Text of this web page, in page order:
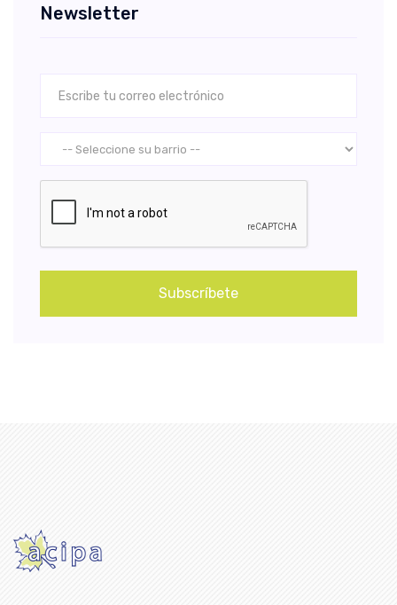
Newsletter
Subscríbete